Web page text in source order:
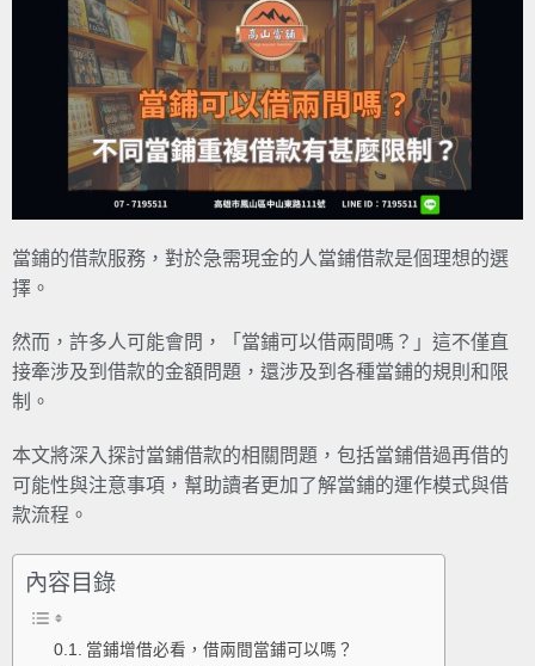
當鋪的借款服務，對於急需現金的人當鋪借款是個理想的選
擇。
然而，許多人可能會問，「當鋪可以借兩間嗎？」這不僅直
接牽涉及到借款的金額問題，還涉及到各種當鋪的規則和限
制。
本文將深入探討當鋪借款的相關問題，包括當鋪借過再借的
可能性與注意事項，幫助讀者更加了解當鋪的運作模式與借
款流程。
內容目錄
當鋪增借必看，借兩間當鋪可以嗎？